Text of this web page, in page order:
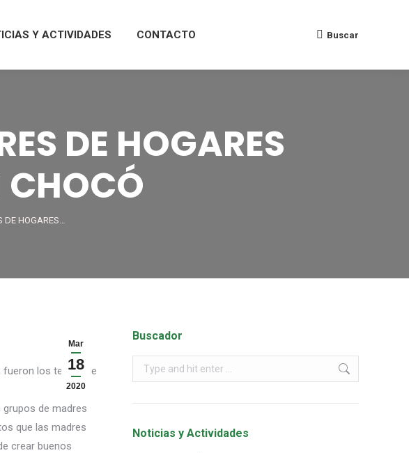
Y ACTIVIDADES CONTACTO Buscar
DE HOGARES
CHOCÓ
DE HOGARES…
Mar
18
2020
fueron los temas de
de madres
que las madres
crear buenos
Buscador
Noticias y Actividades